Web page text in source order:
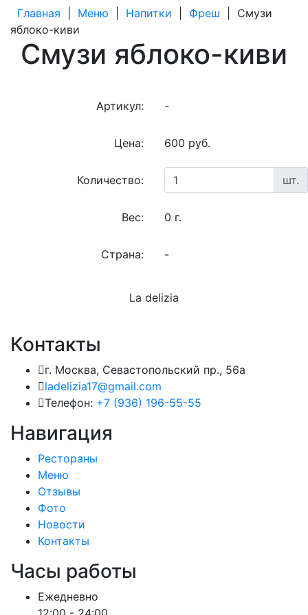
Главная Меню Напитки Фреш
Смузи
яблоко-киви
Смузи яблоко-киви
Артикул: -
Цена: 600 руб.
Количество: шт.
Вес: 0 г.
Страна: -
La delizia
Контакты
г. Москва, Севастопольский пр., 56а
ladelizia17@gmail.com
Телефон: +7 (936) 196-55-55
Навигация
Рестораны
Меню
Отзывы
Фото
Новости
Контакты
Часы работы
Ежедневно